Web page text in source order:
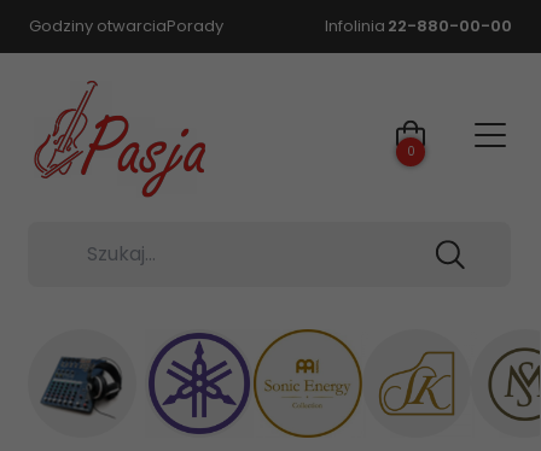
Godziny otwarciaPorady Infolinia 22-880-00-00
Szukaj...
0